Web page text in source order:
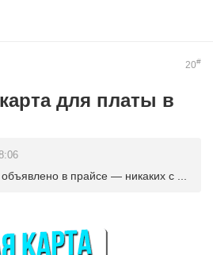
20#
для платы в
в прайсе — никаких с ...